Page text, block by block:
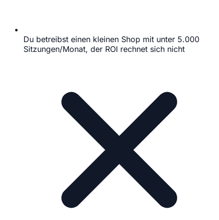
Du betreibst einen kleinen Shop mit unter 5.000
Sitzungen/Monat, der ROI rechnet sich nicht